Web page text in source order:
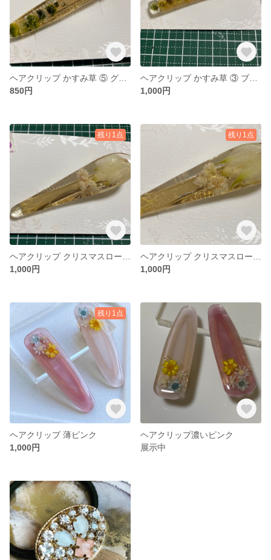
850円
1,000円
残り1点
1,000円
残り1点
1,000円
残り1点
ヘアクリップ 薄ピンク
1,000円
ヘアクリップ濃いピンク
展示中